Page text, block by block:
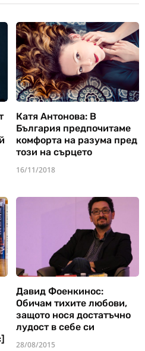
Катя Антонова: В
България предпочитаме
комфорта на разума пред
този на сърцето
16/11/2018
Давид Фоенкинос:
Обичам тихите любови,
защото нося достатъчно
лудост в себе си
28/08/2015